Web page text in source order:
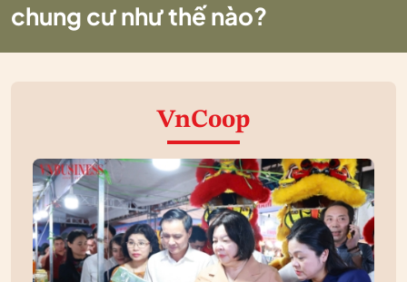
chung cư như thế nào?
VnCoop